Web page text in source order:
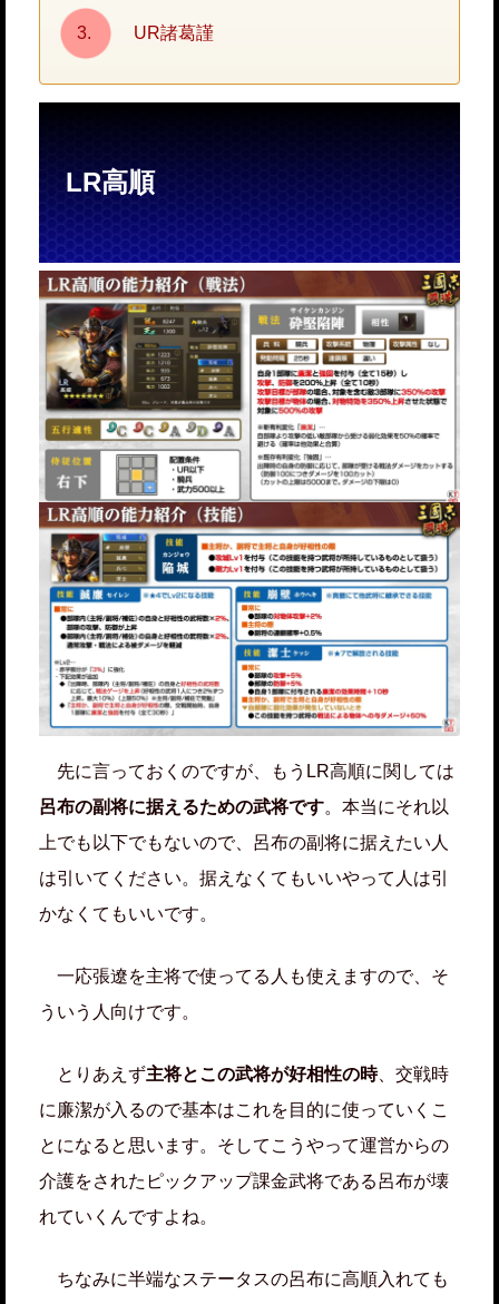
UR諸葛謹
LR高順
先に言っておくのですが、もうLR高順に関しては
呂布の副将に据えるための武将です。本当にそれ以
上でも以下でもないので、呂布の副将に据えたい人
は引いてください。据えなくてもいいやって人は引
かなくてもいいです。
一応張遼を主将で使ってる人も使えますので、そ
ういう人向けです。
とりあえず主将とこの武将が好相性の時、交戦時
に廉潔が入るので基本はこれを目的に使っていくこ
とになると思います。そしてこうやって運営からの
介護をされたピックアップ課金武将である呂布が壊
れていくんですよね。
ちなみに半端なステータスの呂布に高順入れても